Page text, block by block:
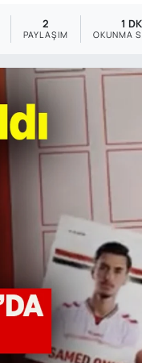
2
PAYLAŞIM
1 DK
OKUNMA